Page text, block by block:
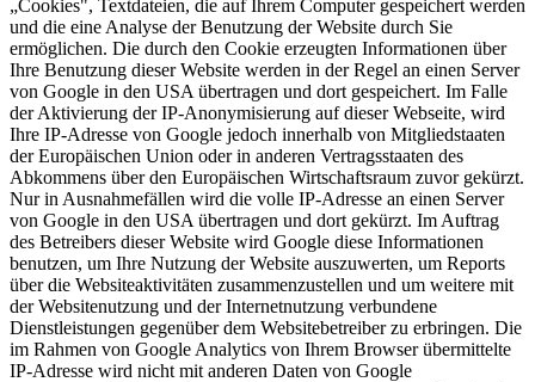
„Cookies", Textdateien, die auf Ihrem Computer gespeichert werden
und die eine Analyse der Benutzung der Website durch Sie
ermöglichen. Die durch den Cookie erzeugten Informationen über
Ihre Benutzung dieser Website werden in der Regel an einen Server
von Google in den USA übertragen und dort gespeichert. Im Falle
der Aktivierung der IP-Anonymisierung auf dieser Webseite, wird
Ihre IP-Adresse von Google jedoch innerhalb von Mitgliedstaaten
der Europäischen Union oder in anderen Vertragsstaaten des
Abkommens über den Europäischen Wirtschaftsraum zuvor gekürzt.
Nur in Ausnahmefällen wird die volle IP-Adresse an einen Server
von Google in den USA übertragen und dort gekürzt. Im Auftrag
des Betreibers dieser Website wird Google diese Informationen
benutzen, um Ihre Nutzung der Website auszuwerten, um Reports
über die Websiteaktivitäten zusammenzustellen und um weitere mit
der Websitenutzung und der Internetnutzung verbundene
Dienstleistungen gegenüber dem Websitebetreiber zu erbringen. Die
im Rahmen von Google Analytics von Ihrem Browser übermittelte
IP-Adresse wird nicht mit anderen Daten von Google